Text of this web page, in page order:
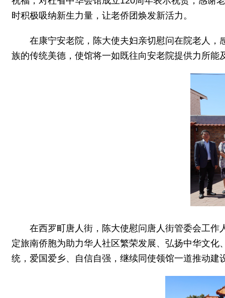
时积极吸纳新生力量，让老侨团焕发新活力。
在康宁安老院，陈大使夫妇亲切慰问在院老人
族的传统美德，使馆将一如既往向安老院提供力所能
在西罗町唐人街，陈大使慰问唐人街管委会工
定旅南侨胞为助力华人社区繁荣发展、弘扬中华文
统，爱国爱乡、自信自强，继续同使领馆一道推动建